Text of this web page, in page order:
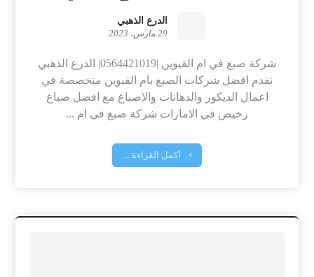
الدرع الذهبي
29 مارس، 2023
شركة صبغ في ام القيوين |0564421019| الدرع الذهبي
نقدم افضل شركات الصبغ بام القيوين متخصصة في
اعمال الديكور والدهانات والاصباغ مع افضل صباغ
رخيص في الامارات شركة صبغ في ام ...
أكمل القراءة ...